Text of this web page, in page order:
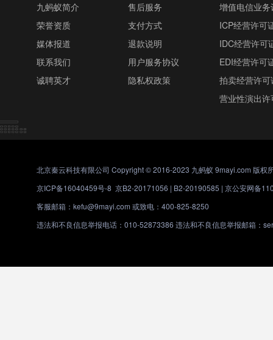
九蚂蚁简介
荣誉资质
媒体报道
联系我们
诚聘英才
售后服务
支付方式
退款说明
用户服务协议
隐私权政策
增值电信业
ICP经营许可
IDC经营许可
EDI经营许可
拍卖经营许可
营业性演出许
北京秦云科技有限公司 Copyright © 2016-2023 九蚂蚁 9mayi.com 版权
京ICP备16040459号-8 京B2-20171056 | B2-20190585 | 京公安网备
客服邮箱：kefu@9mayi.com 或致电：400-825-8250
违法和不良信息举报电话：010-52873386 违法和不良信息举报邮箱：